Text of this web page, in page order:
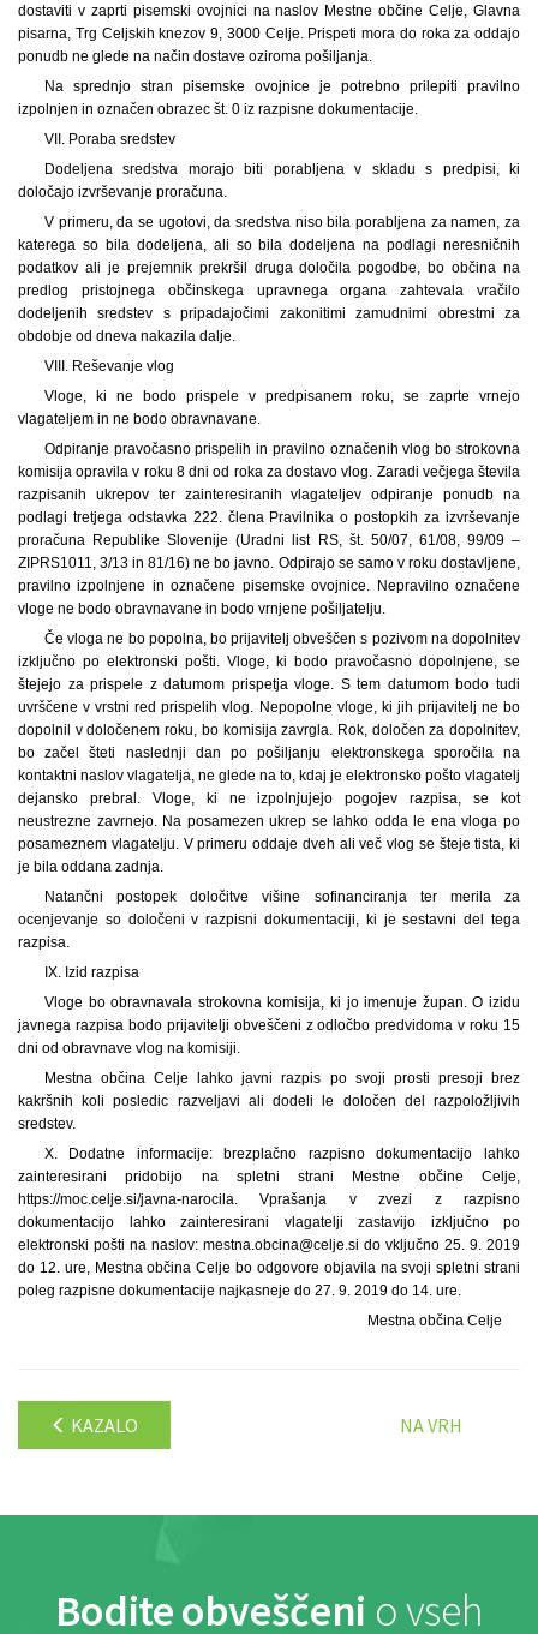
dostaviti v zaprti pisemski ovojnici na naslov Mestne občine Celje, Glavna
pisarna, Trg Celjskih knezov 9, 3000 Celje. Prispeti mora do roka za oddajo
ponudb ne glede na način dostave oziroma pošiljanja.
Na sprednjo stran pisemske ovojnice je potrebno prilepiti pravilno
izpolnjen in označen obrazec št. 0 iz razpisne dokumentacije.
VII. Poraba sredstev
Dodeljena sredstva morajo biti porabljena v skladu s predpisi, ki
določajo izvrševanje proračuna.
V primeru, da se ugotovi, da sredstva niso bila porabljena za namen, za
katerega so bila dodeljena, ali so bila dodeljena na podlagi neresničnih
podatkov ali je prejemnik prekršil druga določila pogodbe, bo občina na
predlog pristojnega občinskega upravnega organa zahtevala vračilo
dodeljenih sredstev s pripadajočimi zakonitimi zamudnimi obrestmi za
obdobje od dneva nakazila dalje.
VIII. Reševanje vlog
Vloge, ki ne bodo prispele v predpisanem roku, se zaprte vrnejo
vlagateljem in ne bodo obravnavane.
Odpiranje pravočasno prispelih in pravilno označenih vlog bo strokovna
komisija opravila v roku 8 dni od roka za dostavo vlog. Zaradi večjega števila
razpisanih ukrepov ter zainteresiranih vlagateljev odpiranje ponudb na
podlagi tretjega odstavka 222. člena Pravilnika o postopkih za izvrševanje
proračuna Republike Slovenije (Uradni list RS, št. 50/07, 61/08, 99/09 –
ZIPRS1011, 3/13 in 81/16) ne bo javno. Odpirajo se samo v roku dostavljene,
pravilno izpolnjene in označene pisemske ovojnice. Nepravilno označene
vloge ne bodo obravnavane in bodo vrnjene pošiljatelju.
Če vloga ne bo popolna, bo prijavitelj obveščen s pozivom na dopolnitev
izključno po elektronski pošti. Vloge, ki bodo pravočasno dopolnjene, se
štejejo za prispele z datumom prispetja vloge. S tem datumom bodo tudi
uvrščene v vrstni red prispelih vlog. Nepopolne vloge, ki jih prijavitelj ne bo
dopolnil v določenem roku, bo komisija zavrgla. Rok, določen za dopolnitev,
bo začel šteti naslednji dan po pošiljanju elektronskega sporočila na
kontaktni naslov vlagatelja, ne glede na to, kdaj je elektronsko pošto vlagatelj
dejansko prebral. Vloge, ki ne izpolnjujejo pogojev razpisa, se kot
neustrezne zavrnejo. Na posamezen ukrep se lahko odda le ena vloga po
posameznem vlagatelju. V primeru oddaje dveh ali več vlog se šteje tista, ki
je bila oddana zadnja.
Natančni postopek določitve višine sofinanciranja ter merila za
ocenjevanje so določeni v razpisni dokumentaciji, ki je sestavni del tega
razpisa.
IX. Izid razpisa
Vloge bo obravnavala strokovna komisija, ki jo imenuje župan. O izidu
javnega razpisa bodo prijavitelji obveščeni z odločbo predvidoma v roku 15
dni od obravnave vlog na komisiji.
Mestna občina Celje lahko javni razpis po svoji prosti presoji brez
kakršnih koli posledic razveljavi ali dodeli le določen del razpoložljivih
sredstev.
X. Dodatne informacije: brezplačno razpisno dokumentacijo lahko
zainteresirani pridobijo na spletni strani Mestne občine Celje,
https://moc.celje.si/javna-narocila. Vprašanja v zvezi z razpisno
dokumentacijo lahko zainteresirani vlagatelji zastavijo izključno po
elektronski pošti na naslov: mestna.obcina@celje.si do vključno 25. 9. 2019
do 12. ure, Mestna občina Celje bo odgovore objavila na svoji spletni strani
poleg razpisne dokumentacije najkasneje do 27. 9. 2019 do 14. ure.
Mestna občina Celje
KAZALO NA VRH
Bodite obveščeni o vseh